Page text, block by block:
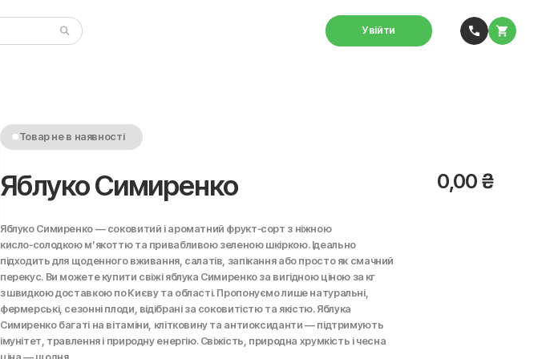
Увійти
Товар не в наявності
Яблуко Симиренко 0,00 ₴
Яблуко Симиренко — соковитий і ароматний фрукт‑сорт з ніжною
кисло‑солодкою м’якоттю та привабливою зеленою шкіркою. Ідеально
підходить для щоденного вживання, салатів, запікання або просто як смачний
перекус. Ви можете купити свіжі яблука Симиренко за вигідною ціною за кг
з швидкою доставкою по Києву та області. Пропонуємо лише натуральні,
фермерські, сезонні плоди, відібрані за соковитістю та якістю. Яблука
Симиренко багаті на вітаміни, клітковину та антиоксиданти — підтримують
імунітет, травлення і природну енергію. Свіжість, природна хрумкість і чесна